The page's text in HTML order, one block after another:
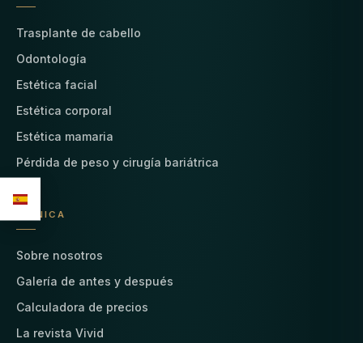
Trasplante de cabello
Odontología
Estética facial
Estética corporal
Estética mamaria
Pérdida de peso y cirugía bariátrica
CLÍNICA
Sobre nosotros
Galería de antes y después
Calculadora de precios
La revista Vivid